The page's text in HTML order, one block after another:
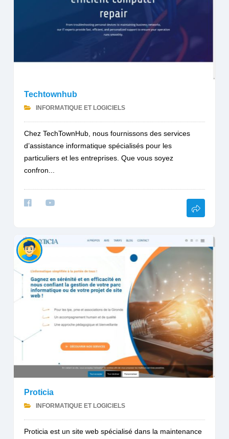
Techtownhub
INFORMATIQUE ET LOGICIELS
Chez TechTownHub, nous fournissons des services
d’assistance informatique spécialisés pour les
particuliers et les entreprises. Que vous soyez
confron...
Proticia
INFORMATIQUE ET LOGICIELS
Proticia est un site web spécialisé dans la maintenance